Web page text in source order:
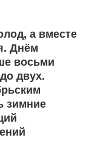
а вместе
Днём
восьми
двух.
зимние